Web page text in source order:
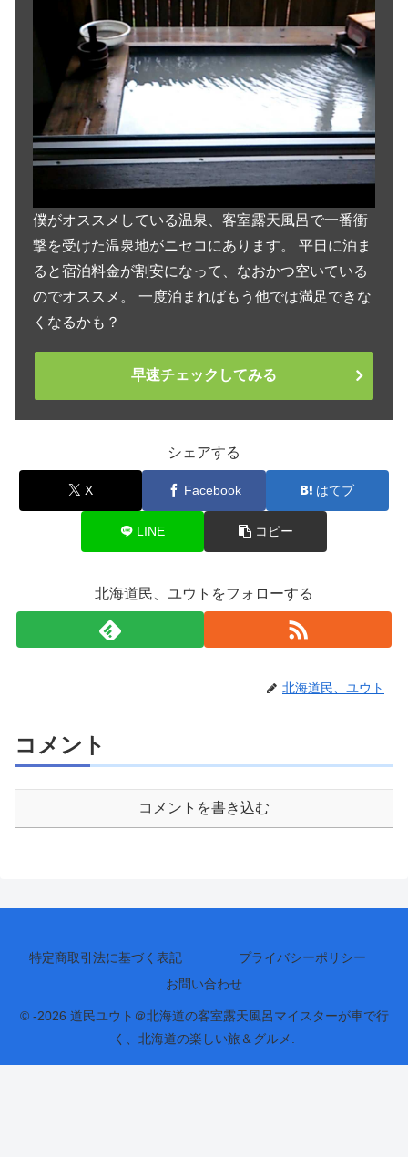
僕がオススメしている温泉、客室露天風呂で一番衝
撃を受けた温泉地がニセコにあります。 平日に泊ま
ると宿泊料金が割安になって、なおかつ空いている
のでオススメ。 一度泊まればもう他では満足できな
くなるかも？
早速チェックしてみる
シェアする
X Facebook はてブ
LINE コピー
北海道民、ユウトをフォローする
北海道民、ユウト
コメント
コメントを書き込む
特定商取引法に基づく表記
プライバシーポリシー
お問い合わせ
© -2026 道民ユウト＠北海道の客室露天風呂マイスターが車で行
く、北海道の楽しい旅＆グルメ.